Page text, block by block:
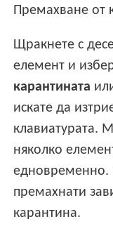
Премахване от
Щракнете с
елемент и
карантината
искате да
клавиатурата.
няколко
едновременно.
премахнати
карантина.